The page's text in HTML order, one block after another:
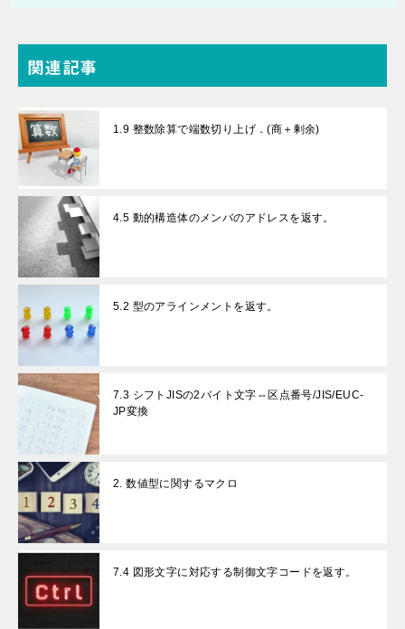
関連記事
1.9 整数除算で端数切り上げ．(商＋剰余)
4.5 動的構造体のメンバのアドレスを返す。
5.2 型のアラインメントを返す。
7.3 シフトJISの2バイト文字⇔区点番号/JIS/EUC-
JP変換
2. 数値型に関するマクロ
7.4 図形文字に対応する制御文字コードを返す。